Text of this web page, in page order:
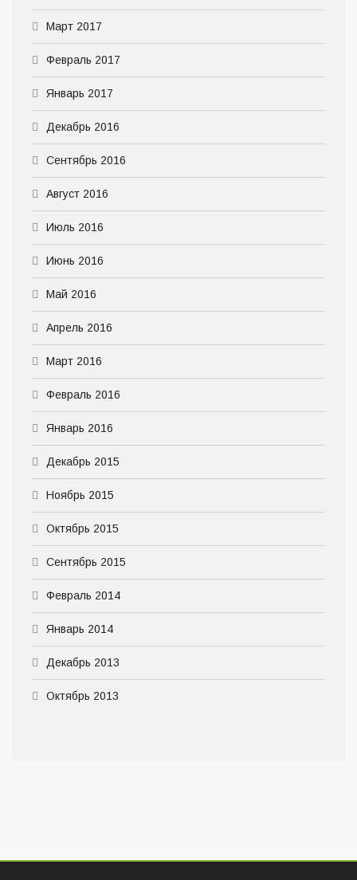
Март 2017
Февраль 2017
Январь 2017
Декабрь 2016
Сентябрь 2016
Август 2016
Июль 2016
Июнь 2016
Май 2016
Апрель 2016
Март 2016
Февраль 2016
Январь 2016
Декабрь 2015
Ноябрь 2015
Октябрь 2015
Сентябрь 2015
Февраль 2014
Январь 2014
Декабрь 2013
Октябрь 2013